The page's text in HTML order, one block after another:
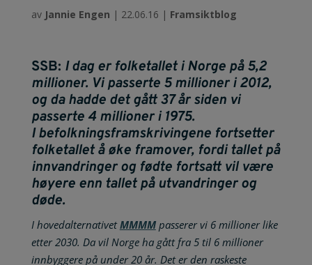
av Jannie Engen | 22.06.16 | Framsiktblog
SSB: I dag er folketallet i Norge på 5,2
millioner. Vi passerte 5 millioner i 2012,
og da hadde det gått 37 år siden vi
passerte 4 millioner i 1975.
I befolkningsframskrivingene fortsetter
folketallet å øke framover, fordi tallet på
innvandringer og fødte fortsatt vil være
høyere enn tallet på utvandringer og
døde.
I hovedalternativetMMMMpasserer vi 6 millioner like
etter 2030. Da vil Norge ha gått fra 5 til 6 millioner
innbyggere på under 20 år. Det er den raskeste